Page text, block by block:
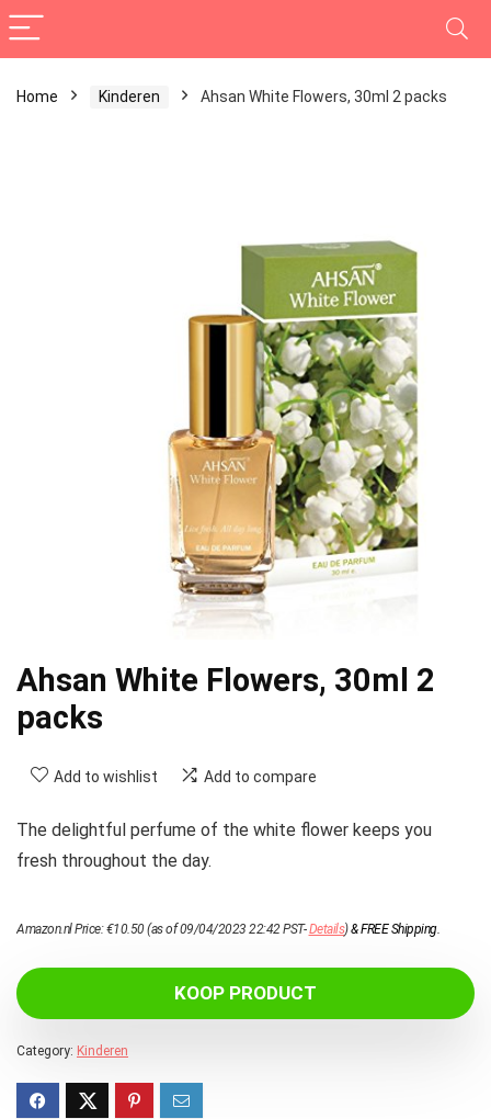
Home Kinderen Ahsan White Flowers, 30ml 2 packs
Ahsan White Flowers, 30ml 2
packs
Add to wishlist Add to compare
The delightful perfume of the white flower keeps you
fresh throughout the day.
Amazon.nl Price:€10.50(as of 09/04/2023 22:42 PST-Details)&FREE Shipping.
KOOP PRODUCT
Category: Kinderen